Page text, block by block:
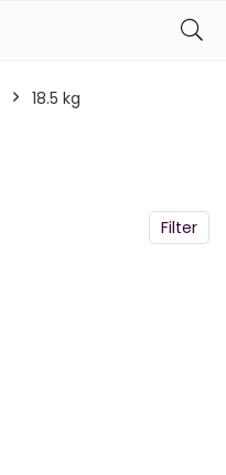
‎18.5 kg
Filter